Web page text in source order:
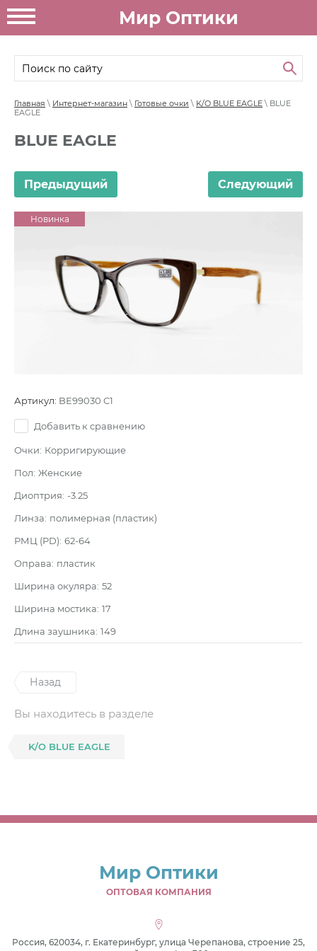
Мир Оптики
Главная \ Интернет-магазин \ Готовые очки \ K/O BLUE EAGLE \ BLUE
EAGLE
BLUE EAGLE
Предыдущий Следующий
Новинка
Артикул: BE99030 C1
Добавить к сравнению
Очки: Корригирующие
Пол: Женские
Диоптрия: -3.25
Линза: полимерная (пластик)
РМЦ (PD): 62-64
Оправа: пластик
Ширина окуляра: 52
Ширина мостика: 17
Длина заушника: 149
Назад
Вы находитесь в разделе
K/O BLUE EAGLE
Мир Оптики
ОПТОВАЯ КОМПАНИЯ
Россия, 620034, г. Екатеринбург, улица Черепанова, строение 25,